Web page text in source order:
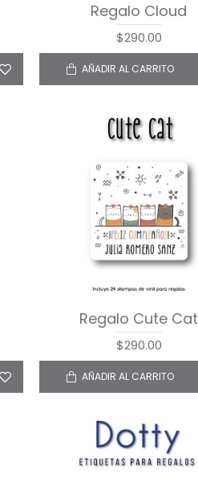
Regalo Cloud
$290.00
AÑADIR AL CARRITO
Regalo Cute Cat
$290.00
AÑADIR AL CARRITO